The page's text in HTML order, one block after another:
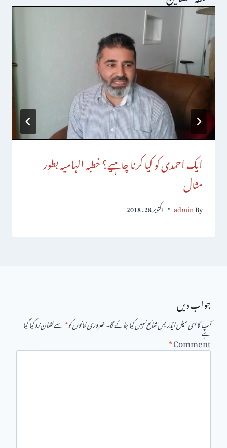
ایک احمدی کو کیا کرنا چاہیے؟ خطبہ الہامیہ بطور
مثال
By
admin اکتوبر 28, 2018
جواب دیں
آپ کا ای میل ایڈریس شائع نہیں کیا جائے گا۔ضروری خانوں کو*سے نشان زد کیا گیا ہے
Comment
*